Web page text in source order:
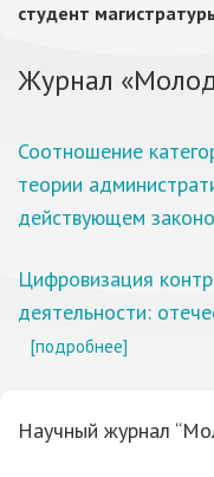
студент
Журнал
Соотношение
теории
действующем
Цифровизация
деятельности:
[подробнее]
Научный журнал